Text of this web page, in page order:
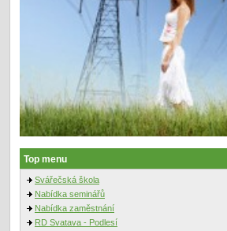
Top menu
Svářečská škola
Nabídka seminářů
Nabídka zaměstnání
RD Svatava - Podlesí